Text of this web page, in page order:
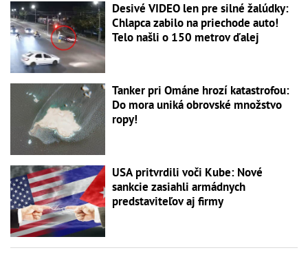
Desivé VIDEO len pre silné žalúdky:
Chlapca zabilo na priechode auto!
Telo našli o 150 metrov ďalej
Tanker pri Ománe hrozí katastrofou:
Do mora uniká obrovské množstvo
ropy!
USA pritvrdili voči Kube: Nové
sankcie zasiahli armádnych
predstaviteľov aj firmy